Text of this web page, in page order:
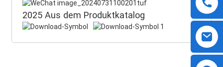
2025 Aus dem Produktkatalog